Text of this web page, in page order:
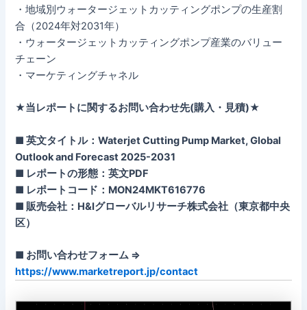
・地域別ウォータージェットカッティングポンプの生産割
合（2024年対2031年）
・ウォータージェットカッティングポンプ産業のバリュー
チェーン
・マーケティングチャネル
★当レポートに関するお問い合わせ先(購入・見積)★
■ 英文タイトル：Waterjet Cutting Pump Market, Global
Outlook and Forecast 2025-2031
■ レポートの形態：英文PDF
■ レポートコード：MON24MKT616776
■ 販売会社：H&Iグローバルリサーチ株式会社（東京都中央
区）
■ お問い合わせフォーム ⇒
https://www.marketreport.jp/contact